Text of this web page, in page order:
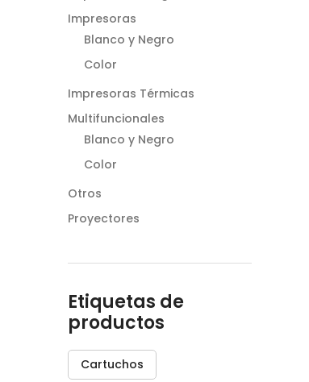
Impresoras
Blanco y Negro
Color
Impresoras Térmicas
Multifuncionales
Blanco y Negro
Color
Otros
Proyectores
Etiquetas de
productos
Cartuchos